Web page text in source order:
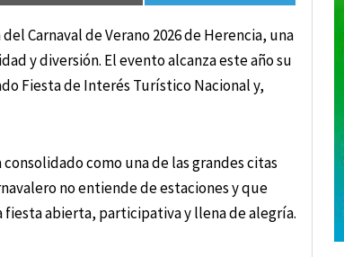
Carnaval de Verano 2026 de Herencia, una
y diversión. El evento alcanza este año su
Fiesta de Interés Turístico Nacional y,
como una de las grandes citas
no entiende de estaciones y que
fiesta abierta, participativa y llena de alegría.